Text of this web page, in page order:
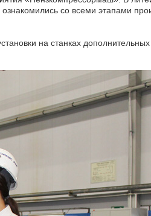
со всеми этапами
на станках дополнительных